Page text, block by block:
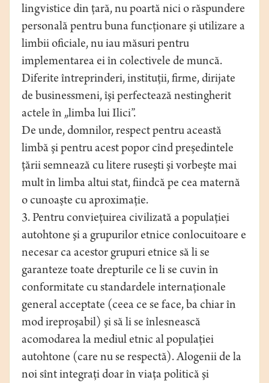
lingvistice din ţară, nu poartă nici o răspundere
personală pentru buna funcţionare şi utilizare a
limbii oficiale, nu iau măsuri pentru
implementarea ei în colectivele de muncă.
Diferite întreprinderi, instituţii, firme, dirijate
de businessmeni, îşi perfectează nestingherit
actele în „limba lui Ilici”.
De unde, domnilor, respect pentru această
limbă şi pentru acest popor cînd preşedintele
ţării semnează cu litere ruseşti şi vorbeşte mai
mult în limba altui stat, fiindcă pe cea maternă
o cunoaşte cu aproximaţie.
3. Pentru convieţuirea civilizată a populaţiei
autohtone şi a grupurilor etnice conlocuitoare e
necesar ca acestor grupuri etnice să li se
garanteze toate drepturile ce li se cuvin în
conformitate cu standardele internaţionale
general acceptate (ceea ce se face, ba chiar în
mod ireproşabil) şi să li se înlesnească
acomodarea la mediul etnic al populaţiei
autohtone (care nu se respectă). Alogenii de la
noi sînt integraţi doar în viaţa politică şi